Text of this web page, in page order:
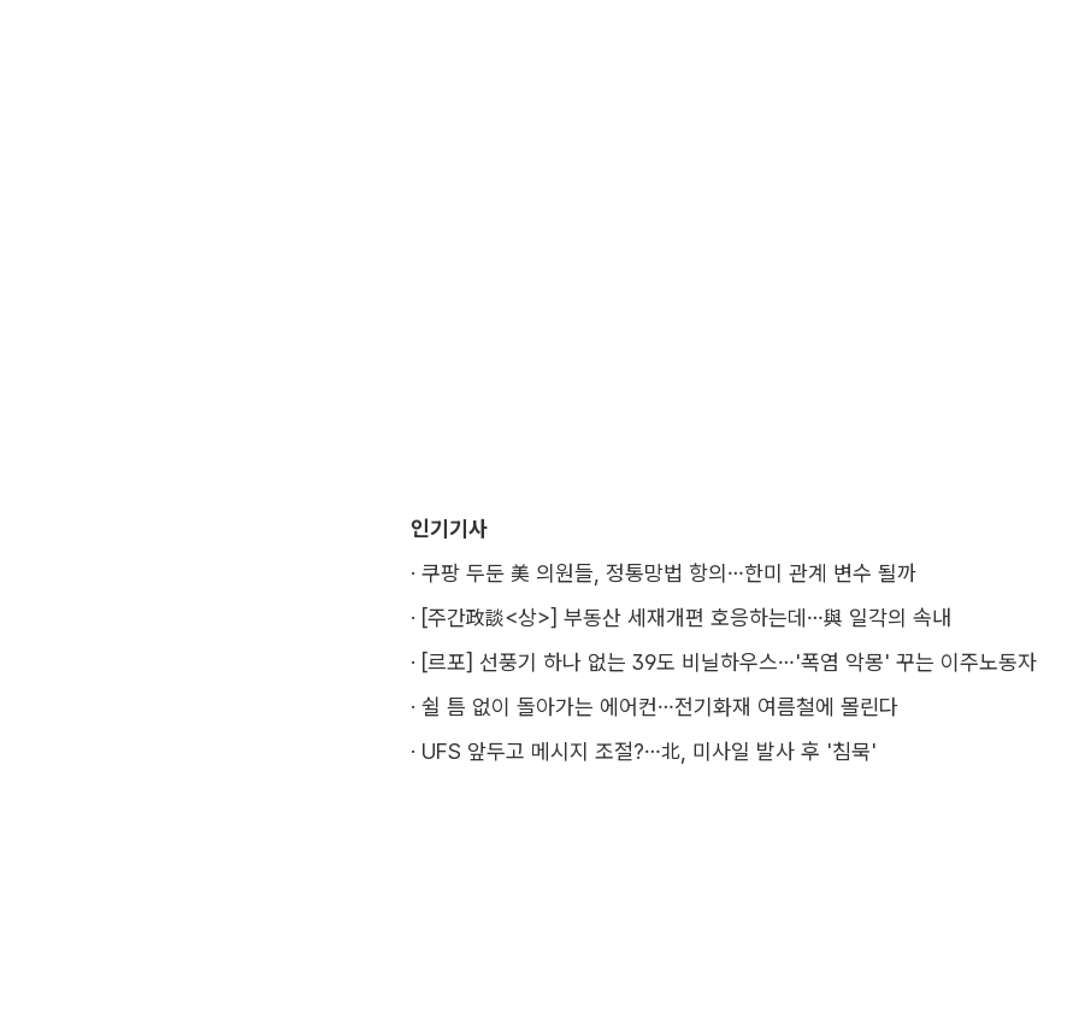
인기기사
· 쿠팡 두둔 美 의원들, 정통망법 항의…한미 관계 변수 될까
· [주간政談<상>] 부동산 세재개편 호응하는데…與 일각의 속내
· [르포] 선풍기 하나 없는 39도 비닐하우스…'폭염 악몽' 꾸는 이주노동자
· 쉴 틈 없이 돌아가는 에어컨…전기화재 여름철에 몰린다
· UFS 앞두고 메시지 조절?…北, 미사일 발사 후 '침묵'